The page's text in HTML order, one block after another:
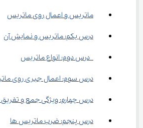
ماتریس و اعمال روی ماتریس
درس یکم: ماتریس و نمایش آن
درس دوم: انواع ماتریس
درس سوم: اعمال جبری روی
درس چهارم: ویژگی جمع و
درس پنجم: ضرب ماتریس ها